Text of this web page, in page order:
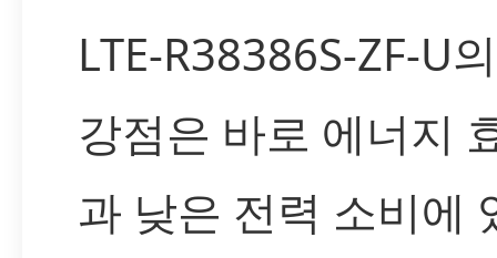
LTE-R38386S-ZF-U
강점은 바로 에너지
과 낮은 전력 소비에